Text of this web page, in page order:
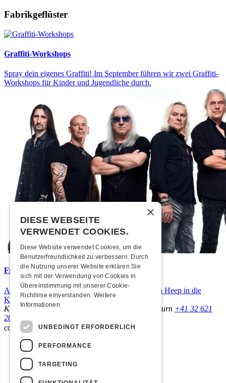
Fabrikgeflüster
Graffiti-Workshops
Spray dein eigenes Graffiti! Im September führen wir zwei Graffiti-
Workshops für Kinder und Jugendliche durch.
Frisch bestätigt: Uriah Heep
Am Sonntag, 15. November 2026 kommen Uriah Heep in die
Kulturfabrik Kofmehl!
Kulturfabrik Kofmehl
4502 Solothurn +41 32 621
20 60
coded by
×
DIESE WEBSEITE
VERWENDET COOKIES.
Diese Website verwendet Cookies, um die
Benutzerfreundlichkeit zu verbessern. Durch
die Nutzung unserer Website erklären Sie
sich mit der Verwendung von Cookies in
Übereinstimmung mit unserer Cookie-
Richtlinie einverstanden. Weitere
Informationen
UNBEDINGT ERFORDERLICH
PERFORMANCE
TARGETING